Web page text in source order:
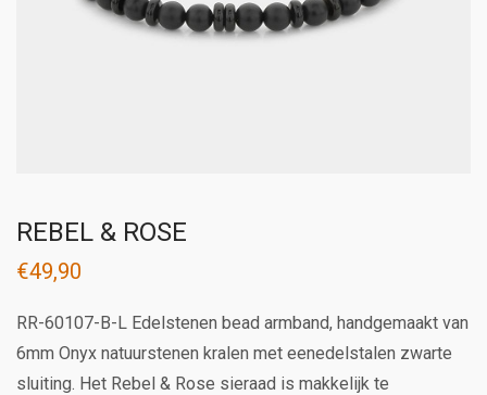
REBEL & ROSE
€49,90
RR-60107-B-L Edelstenen bead armband, handgemaakt van
6mm Onyx natuurstenen kralen met eenedelstalen zwarte
sluiting. Het Rebel & Rose sieraad is makkelijk te